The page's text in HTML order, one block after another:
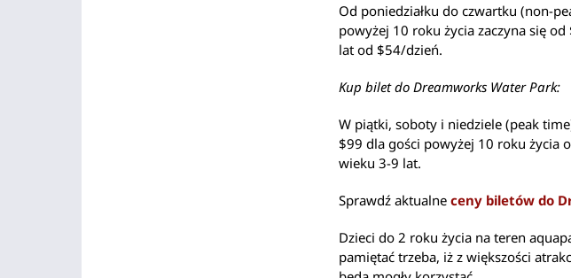
Od poniedziałku do czwartku (non-
powyżej 10 roku życia zaczyna się
lat od $54/dzień.
Kup bilet do Dreamworks Water Park:
W piątki, soboty i niedziele (peak
$99 dla gości powyżej 10 roku życia
wieku 3-9 lat.
Sprawdź aktualne ceny biletów do
Dzieci do 2 roku życia na teren
pamiętać trzeba, iż z większości